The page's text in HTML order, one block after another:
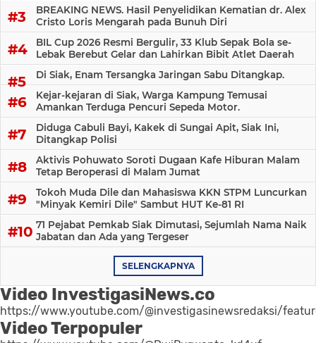
BREAKING NEWS. Hasil Penyelidikan Kematian dr. Alex
Cristo Loris Mengarah pada Bunuh Diri
BIL Cup 2026 Resmi Bergulir, 33 Klub Sepak Bola se-
Lebak Berebut Gelar dan Lahirkan Bibit Atlet Daerah
Di Siak, Enam Tersangka Jaringan Sabu Ditangkap.
Kejar-kejaran di Siak, Warga Kampung Temusai
Amankan Terduga Pencuri Sepeda Motor.
Diduga Cabuli Bayi, Kakek di Sungai Apit, Siak Ini,
Ditangkap Polisi
Aktivis Pohuwato Soroti Dugaan Kafe Hiburan Malam
Tetap Beroperasi di Malam Jumat
Tokoh Muda Dile dan Mahasiswa KKN STPM Luncurkan
"Minyak Kemiri Dile" Sambut HUT Ke-81 RI
71 Pejabat Pemkab Siak Dimutasi, Sejumlah Nama Naik
Jabatan dan Ada yang Tergeser
SELENGKAPNYA
Video InvestigasiNews.co
https://www.youtube.com/@investigasinewsredaksi/
Video Terpopuler